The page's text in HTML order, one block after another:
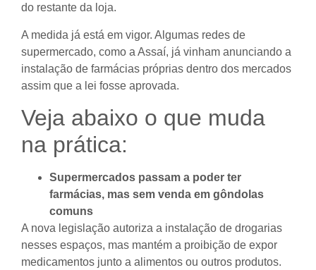
do restante da loja.
A medida já está em vigor. Algumas redes de
supermercado, como a Assaí, já vinham anunciando a
instalação de farmácias próprias dentro dos mercados
assim que a lei fosse aprovada.
Veja abaixo o que muda
na prática:
Supermercados passam a poder ter
farmácias, mas sem venda em gôndolas
comuns
A nova legislação autoriza a instalação de drogarias
nesses espaços, mas mantém a proibição de expor
medicamentos junto a alimentos ou outros produtos.